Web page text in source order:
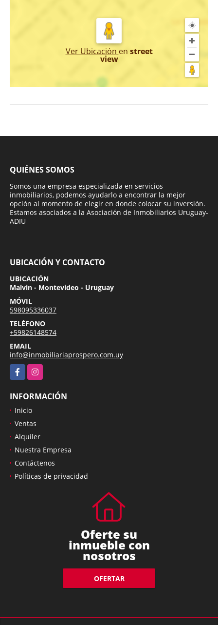
Ver Ubicación en street
view
QUIÉNES SOMOS
Somos una empresa especializada en servicios
inmobiliarios, podemos ayudarlo a encontrar la mejor
opción al momento de elegir en donde colocar su inversión.
Estamos asociados a la Asociación de Inmobiliarios Uruguay-
ADIU
UBICACIÓN Y CONTACTO
UBICACIÓN
Malvin - Montevideo - Uruguay
MÓVIL
598095336037
TELÉFONO
+59826148574
EMAIL
info@inmobiliariaprospero.com.uy
FacebookInstagram
INFORMACIÓN
Inicio
Ventas
Alquiler
Nuestra Empresa
Contáctenos
Políticas de privacidad
Oferte su
inmueble con
nosotros
OFERTAR